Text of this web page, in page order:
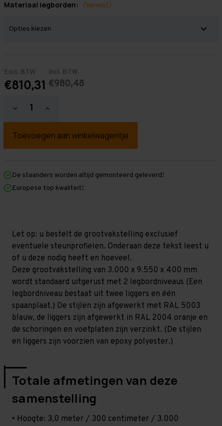
Materiaal legborden: (Vereist)
Excl. BTW
€810,31
Incl. BTW
€980,48
Hoeveelheid
verlagen
Grootvakstelling
mm
mm
x
400
niveaus
Hoeveelheid
verhogen
Grootvakstelling
mm
mm
400
niveaus
De staanders worden altijd gemonteerd geleverd!
Europese top kwaliteit!
Let op: u bestelt de grootvakstelling exclusief
eventuele steunprofielen. Onderaan deze tekst leest u
of u deze nodig heeft en hoeveel.
Deze grootvakstelling van 3.000 x 9.550 x 400 mm
wordt standaard uitgerust met 2 legbordniveaus (Een
legbordniveau bestaat uit twee liggers en één
spaanplaat.) De stijlen zijn afgewerkt met RAL 5003
blauw, de liggers zijn afgewerkt in RAL 2004 oranje en
de schoringen en voetplaten zijn verzinkt. (De stijlen
en liggers zijn voorzien van epoxy polyester.)
Totale afmetingen van deze
samenstelling
• Hoogte: 3,0 meter / 300 centimeter / 3.000